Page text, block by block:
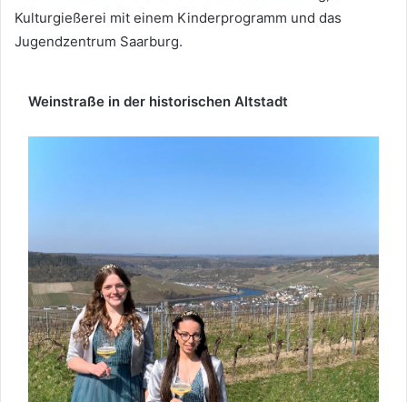
Kulturgießerei mit einem Kinderprogramm und das
Jugendzentrum Saarburg.
Weinstraße in der historischen Altstadt